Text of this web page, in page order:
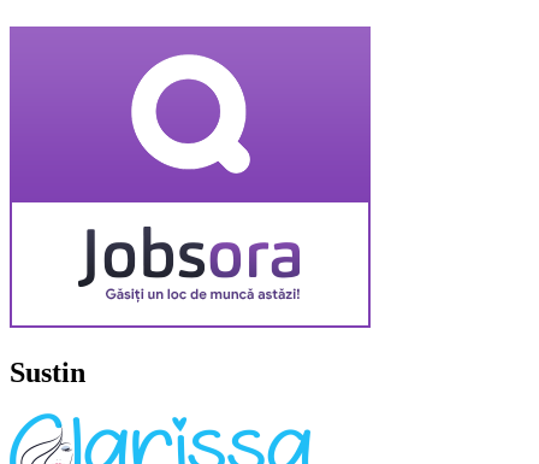
Sustin